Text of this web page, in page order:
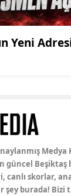
Yeni
güncel
canlı skorlar,
burada! Bizi